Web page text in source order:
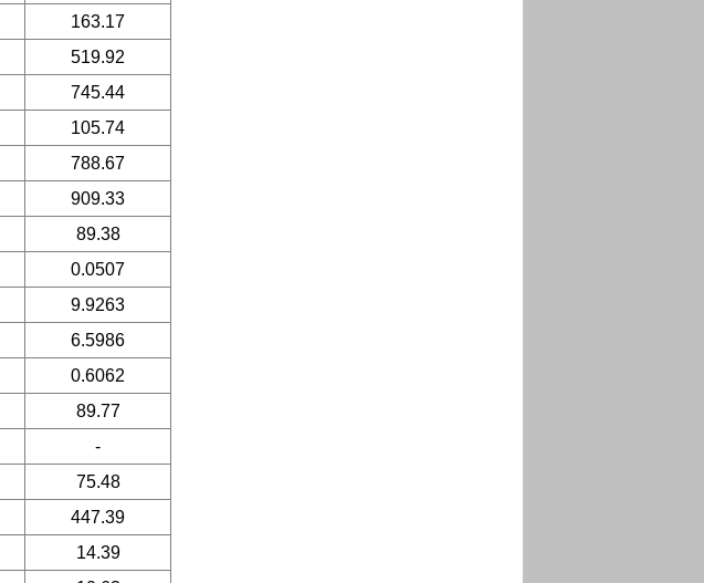
163.17
519.92
745.44
105.74
788.67
909.33
89.38
0.0507
9.9263
6.5986
0.6062
89.77
-
75.48
447.39
14.39